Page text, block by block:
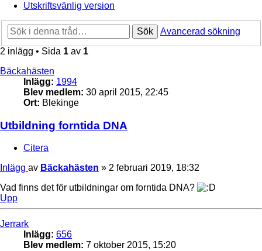
Utskriftsvänlig version
Sök
Avancerad sökning
2 inlägg • Sida 1 av 1
Bäckahästen
Inlägg: 1994
Blev medlem: 30 april 2015, 22:45
Ort: Blekinge
Utbildning forntida DNA
Citera
Inlägg av Bäckahästen » 2 februari 2019, 18:32
Vad finns det för utbildningar om forntida DNA?
Upp
Jerrark
Inlägg: 656
Blev medlem: 7 oktober 2015, 15:20